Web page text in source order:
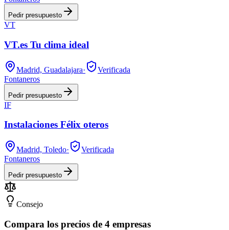
Pedir presupuesto
VT
VT.es Tu clima ideal
Madrid, Guadalajara·
Verificada
Fontaneros
Pedir presupuesto
IF
Instalaciones Félix oteros
Madrid, Toledo·
Verificada
Fontaneros
Pedir presupuesto
Consejo
Compara los precios de 4 empresas